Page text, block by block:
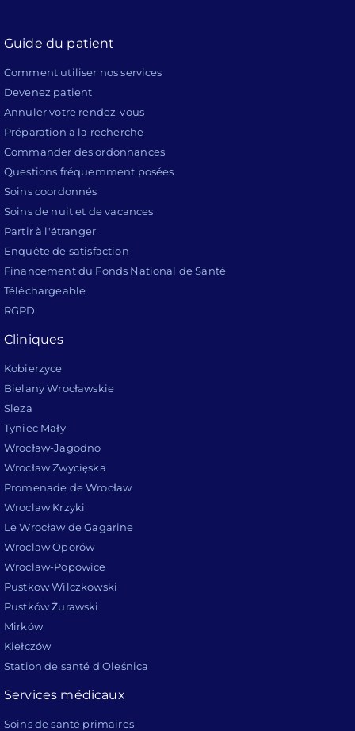
Guide du patient
Comment utiliser nos services
Devenez patient
Annuler votre rendez-vous
Préparation à la recherche
Commander des ordonnances
Questions fréquemment posées
Soins coordonnés
Soins de nuit et de vacances
Partir à l'étranger
Enquête de satisfaction
Financement du Fonds National de Santé
Téléchargeable
RGPD
Cliniques
Kobierzyce
Bielany Wrocławskie
Sleza
Tyniec Mały
Wrocław-Jagodno
Wrocław Zwycięska
Promenade de Wrocław
Wroclaw Krzyki
Le Wrocław de Gagarine
Wroclaw Oporów
Wroclaw-Popowice
Pustkow Wilczkowski
Pustków Żurawski
Mirków
Kiełczów
Station de santé d'Oleśnica
Services médicaux
Soins de santé primaires